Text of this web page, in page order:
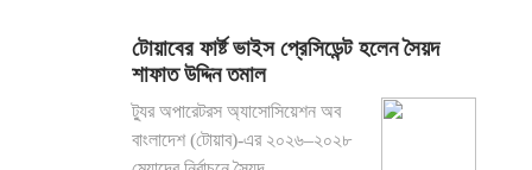
টোয়াবের ফার্ষ্ট ভাইস প্রেসিডেন্ট হলেন সৈয়দ
শাফাত উদ্দিন তমাল
ট্যুর অপারেটরস অ্যাসোসিয়েশন অব
বাংলাদেশ (টোয়াব)-এর ২০২৬–২০২৮